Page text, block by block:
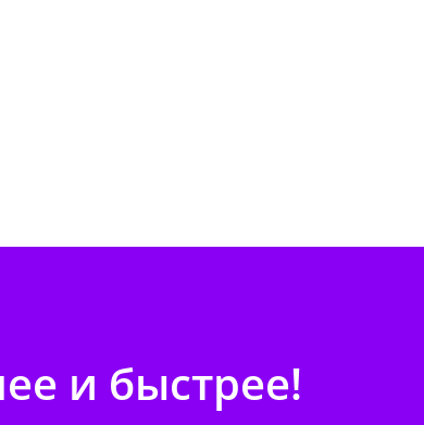
и быстрее!